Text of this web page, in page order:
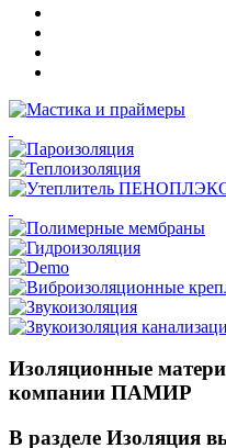
Изоляционные
компании ПАМИР
В разделе Изоляция